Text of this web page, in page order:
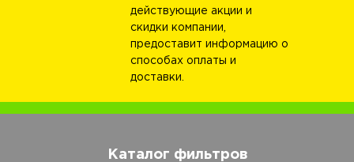
действующие акции и
скидки компании,
предоставит информацию о
способах оплаты и
доставки.
Каталог фильтров